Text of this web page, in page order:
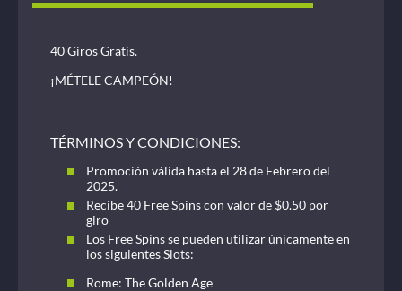
40 Giros Gratis.
¡MÉTELE CAMPEÓN!
TÉRMINOS Y CONDICIONES:
Promoción válida hasta el 28 de Febrero del
2025.
Recibe 40 Free Spins con valor de $0.50 por
giro
Los Free Spins se pueden utilizar únicamente en
los siguientes Slots:
Rome: The Golden Age